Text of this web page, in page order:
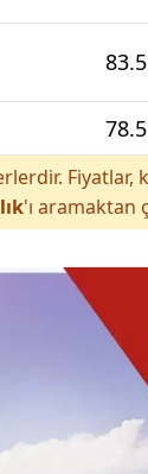
'ı aramaktan